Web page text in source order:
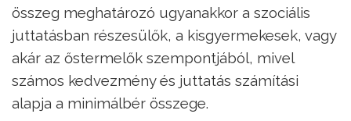
összeg meghatározó ugyanakkor a szociális
juttatásban részesülők, a kisgyermekesek, vagy
akár az őstermelők szempontjából, mivel
számos kedvezmény és juttatás számítási
alapja a minimálbér összege.